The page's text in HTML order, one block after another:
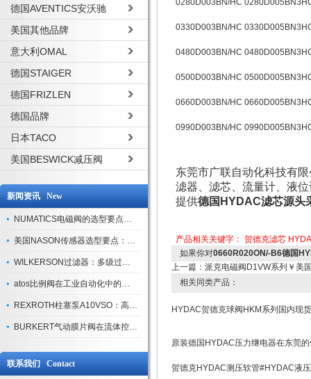
德国AVENTICS安沃驰
美国其他品牌
意大利OMAL
德国STAIGER
德国FRIZLEN
德国品牌
日本TACO
美国BESWICK减压阀
新闻资讯 New
NUMATICS电磁阀的选型要点与使用注意事项
美国NASON传感器选型要点：精度、量程与接口适配指南
WILKERSON过滤器：多级过滤技术，适配多行业净化需求
atos比例阀在工业自动化中的关键应用
REXROTH柱塞泵A10VSO：高效液压系统的核心组件
BURKERT气动膜片阀在流体控制中的应用
联系我们 Contact
0280D003BN/HC
0330D003BN/HC
0480D003BN/HC
0500D003BN/HC
0660D003BN/HC
0990D003BN/HC
东莞市广联自动化科技有
滤器、滤芯、流量计、液
提供德国HYDAC滤芯源头
产品相关关键字： 贺德克滤芯
如果你对0660R020ON/-B6德国
上一篇： 派克电磁阀D1VW系列￥美
相关同类产品：
HYDAC贺德克球阀HKM系列国内现货
原装德国HYDAC压力继电器在东莞
贺德克HYDAC测压软管#HYDAC液